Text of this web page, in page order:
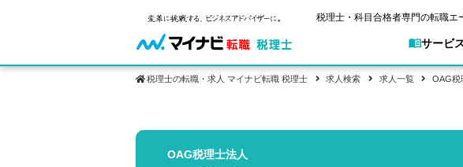
税理士・科目合格者専門の転職
サービ
マイナビ転職 税理士
ご状況別転職ガイド
税理士試験情報
保有資格別求人情報
税理士の転職・求人 マイナビ転職 税理士 求人検索 求人一覧 OAG税
OAG税理士法人